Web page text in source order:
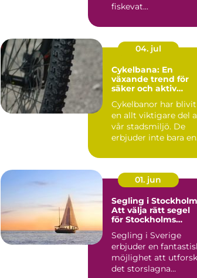
fiskevat...
04. jul
Cykelbana: En
växande trend för
säker och aktiv
Cykelbanor har blivit
en allt viktigare del
vår stadsmiljö. De
erbjuder inte bara en
01. jun
Segling i
Att välja rätt segel
för Stockholms
Segling i Sverige
erbjuder en
möjlighet att
det storslagna